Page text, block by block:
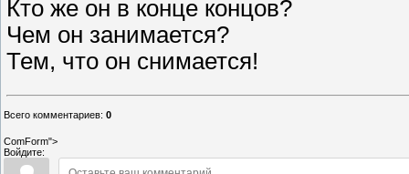
Кто же он в конце концов?
Чем он занимается?
Тем, что он снимается!
Всего комментариев: 0
ComForm">
Войдите: